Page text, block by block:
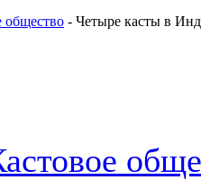
общество - Четыре касты в